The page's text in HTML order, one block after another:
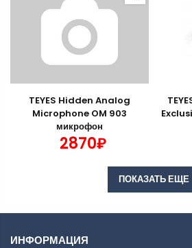
TEYES Hidden Analog
Microphone OM 903
микрофон
2870₽
ПОКАЗАТЬ ЕЩЕ
ИНФОРМАЦИЯ